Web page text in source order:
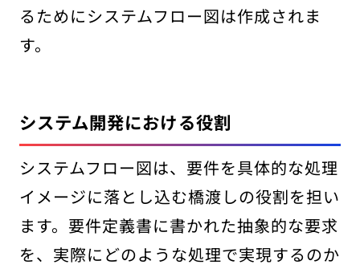
るためにシステムフロー図は作成されま
す。
システム開発における役割
システムフロー図は、要件を具体的な処理
イメージに落とし込む橋渡しの役割を担い
ます。要件定義書に書かれた抽象的な要求
を、実際にどのような処理で実現するのか